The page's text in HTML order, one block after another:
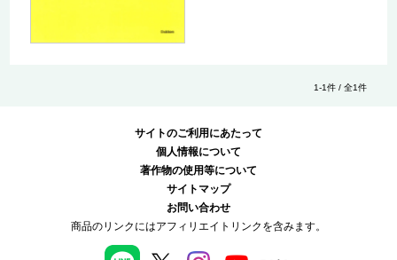
1-1件 / 全1件
サイトのご利用にあたって
個人情報について
著作物の使用等について
サイトマップ
お問い合わせ
商品のリンクにはアフィリエイトリンクを含みます。